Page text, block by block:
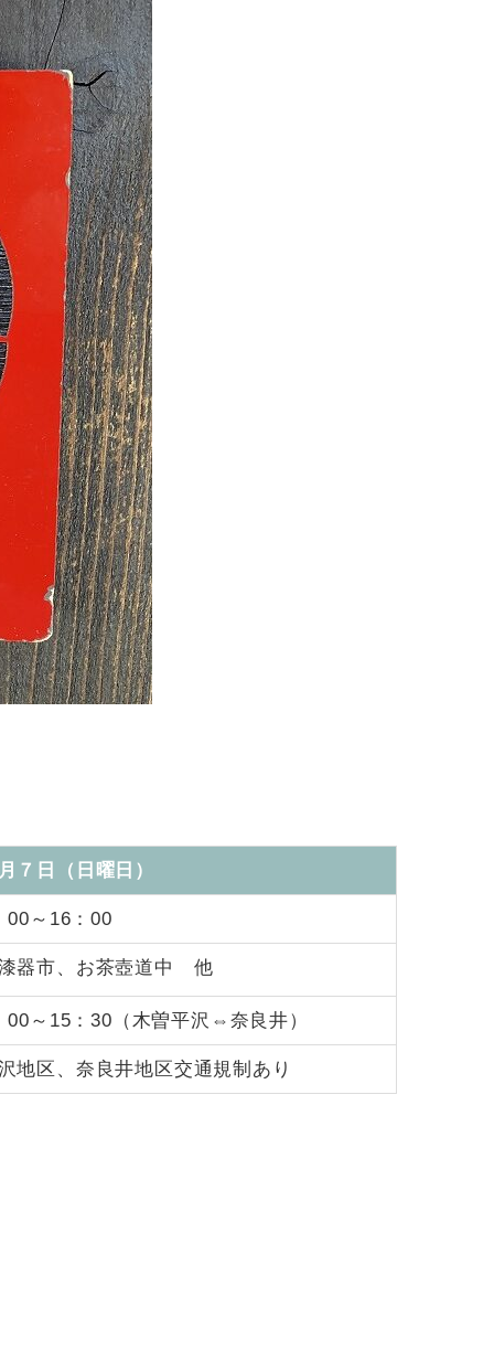
７日（日曜日）
00～16：00
器市、お茶壺道中 他
00～15：30（木曽平沢⇔奈良井）
地区、奈良井地区交通規制あり